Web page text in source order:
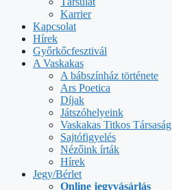
Karrier
Kapcsolat
Hírek
Győrkőcfesztivál
A Vaskakas
A bábszínház története
Ars Poetica
Díjak
Játszóhelyeink
Vaskakas Titkos Társaság
Sajtófigyelés
Nézőink írták
Hírek
Jegy/Bérlet
Online jegyvásárlás